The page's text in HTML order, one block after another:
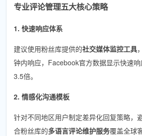
专业评论管理五大核心策略
1. 快速响应体系
建议使用粉丝库提供的社交媒体监控工具
钟内响应，Facebook官方数据显示快速
3.5倍。
2. 情感化沟通模板
针对不同地区用户制定差异化回复策略，
合粉丝库的多语言评论维护服务覆盖全球